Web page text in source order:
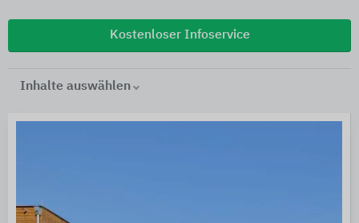
Kostenloser Infoservice
Inhalte auswählen